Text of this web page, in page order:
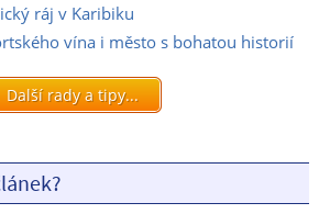
ráj v Karibiku
vína i město s bohatou historií
Další rady a tipy...